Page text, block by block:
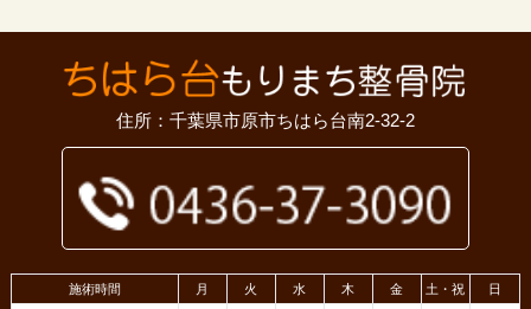
住所：千葉県市原市ちはら台南2-32-2
施術時間 月 火 水 木 金 土・祝 日